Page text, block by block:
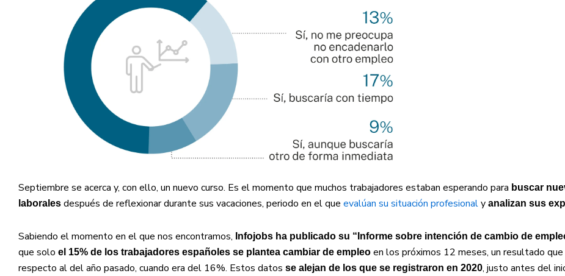
Septiembre se acerca y, con ello, un nuevo curso. Es el momento que muchos trabajadores estaban esperando para buscar
laborales después de reflexionar durante sus vacaciones, periodo en el que evalúan su situación profesionaly analizan sus
Sabiendo el momento en el que nos encontramos, Infojobs ha publicado su “Informe sobre intención de cambio de
que solo el 15% de los trabajadores españoles se plantea cambiar de empleo en los próximos 12 meses, un resultado
respecto al del año pasado, cuando era del 16%. Estos datos se alejan de los que se registraron en 2020, justo antes del